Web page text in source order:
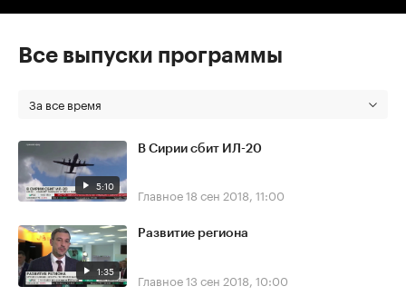
Все выпуски программы
За все время
5:10
В Сирии сбит ИЛ-20
Главное18 сен 2018, 11:00
1:35
Развитие региона
Главное13 сен 2018, 10:00